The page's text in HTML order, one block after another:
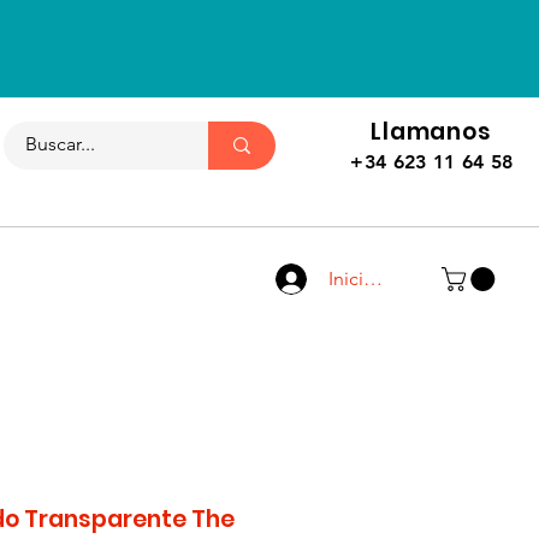
Llamanos
+34 623 11 64 58
Iniciar sesión
Transparente The